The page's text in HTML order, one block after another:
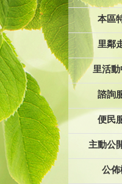
本區
里鄰
里活
諮詢
便民
主動公
公佈